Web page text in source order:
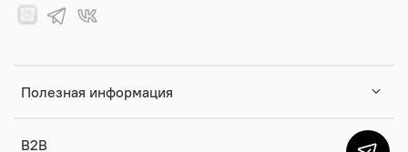
Полезная информация
B2B